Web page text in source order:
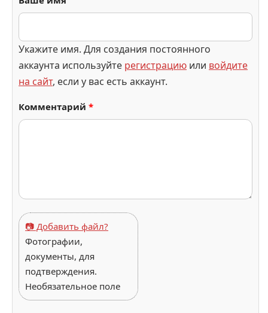
Укажите имя. Для создания постоянного
аккаунта используйте регистрацию или войдите
на сайт, если у вас есть аккаунт.
Комментарий *
📷 Добавить файл?
Фотографии,
документы, для
подтверждения.
Необязательное поле